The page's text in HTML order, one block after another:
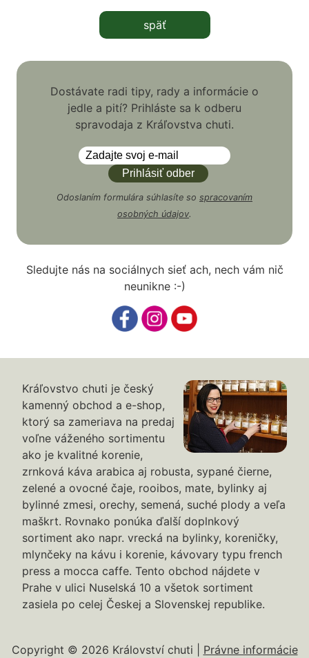
späť
Dostávate radi tipy, rady a informácie o
jedle a pití? Prihláste sa k odberu
spravodaja z Kráľovstva chuti.
Odoslaním formulára súhlasíte so spracovaním
osobných údajov.
Sledujte nás na sociálnych sieť ach, nech vám nič
neunikne :-)
Kráľovstvo chuti je český
kamenný obchod a e-shop,
ktorý sa zameriava na predaj
voľne váženého sortimentu
ako je kvalitné korenie,
zrnková káva arabica aj robusta, sypané čierne,
zelené a ovocné čaje, rooibos, mate, bylinky aj
bylinné zmesi, orechy, semená, suché plody a veľa
maškrt. Rovnako ponúka ďalší doplnkový
sortiment ako napr. vrecká na bylinky, koreničky,
mlynčeky na kávu i korenie, kávovary typu french
press a mocca caffe. Tento obchod nájdete v
Prahe v ulici Nuselská 10 a všetok sortiment
zasiela po celej Českej a Slovenskej republike.
Copyright © 2026 Království chuti | Právne informácie